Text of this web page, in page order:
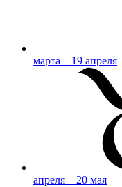
марта – 19 апреля
апреля – 20 мая